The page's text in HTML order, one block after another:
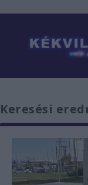
Keresési